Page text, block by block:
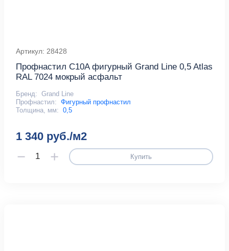
Артикул: 28428
Профнастил С10A фигурный Grand Line 0,5 Atlas
RAL 7024 мокрый асфальт
Бренд: Grand Line
Профнастил: Фигурный профнастил
Толщина, мм: 0,5
1 340 руб./м2
Купить